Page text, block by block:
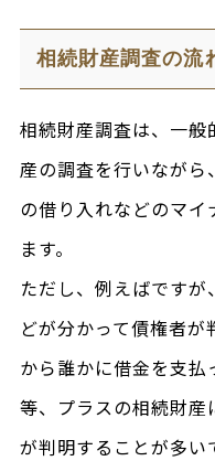
相続財産調査の流
相続財産調査は、一般
産の調査を行いながら
の借り入れなどのマイ
ます。
ただし、例えばです
どが分かって債権者
から誰かに借金を支払
等、プラスの相続財産
が判明することが多い